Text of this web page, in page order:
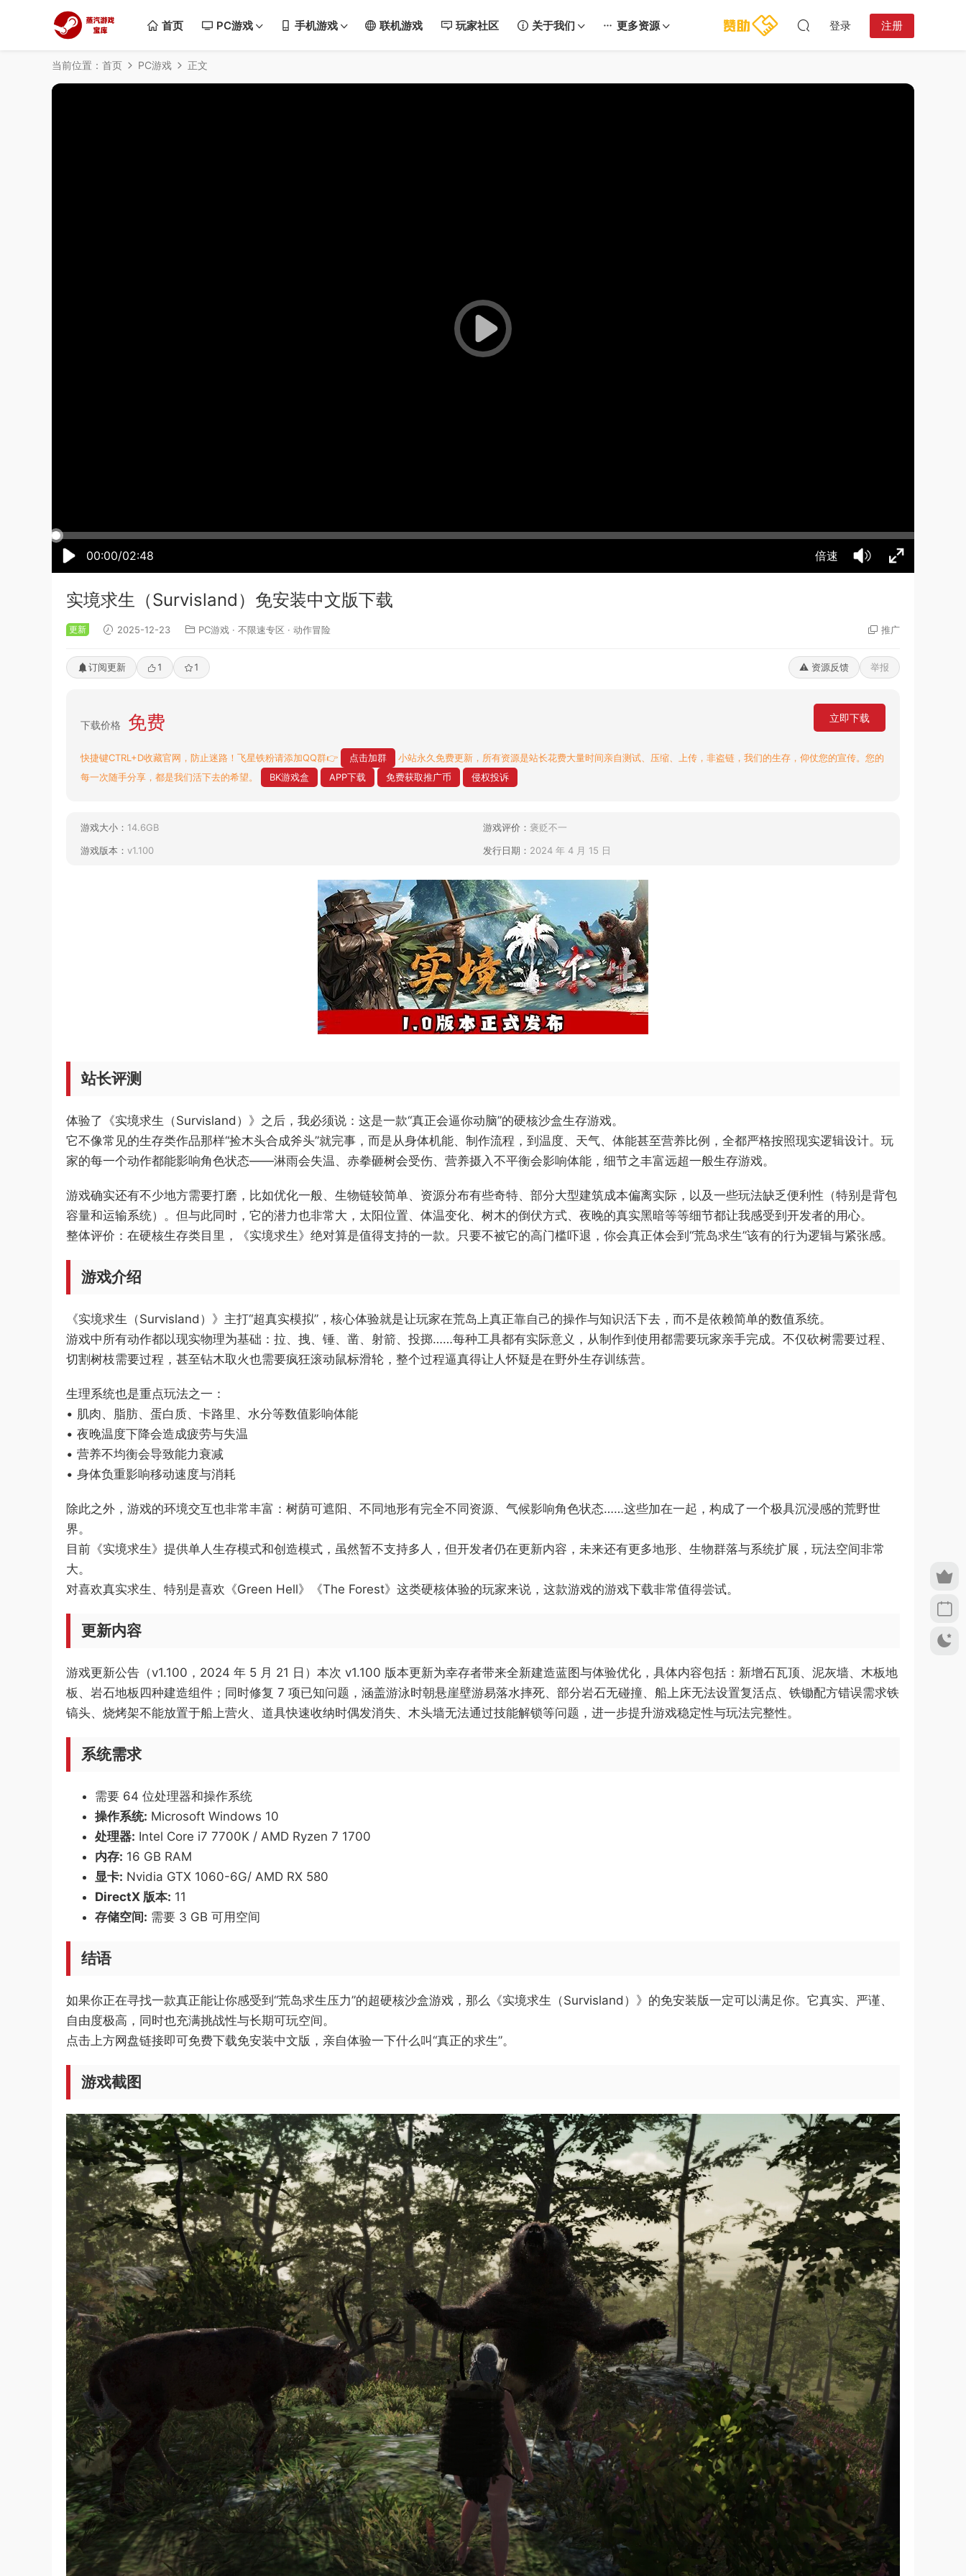
首页 PC游戏 手机游戏 联机游戏 玩家社区 关于我们 更多资源 登录 注册
当前位置： 首页 PC游戏 正文
00:00/02:48 倍速
50% 75% 100%
实境求生（Survisland）免安装中文版下载
更新 2025-12-23 PC游戏 · 不限速专区 · 动作冒险 推广
订阅更新 1 1 ⚠️ 资源反馈 举报
下载价格 免费 立即下载
快捷键CTRL+D收藏官网，防止迷路！飞星铁粉请添加QQ群👉 点击加群
小站永久免费更新，所有资源是站长花费大量时间亲自测试、压缩、上传，非盗链，我们的生存，仰仗您的宣传。您的
每一次随手分享，都是我们活下去的希望。
BK游戏盒 APP下载 免费获取推广币 侵权投诉
游戏大小： 14.6GB 游戏评价： 褒贬不一
游戏版本： v1.100 发行日期： 2024 年 4 月 15 日
站长评测
体验了《实境求生（Survisland）》之后，我必须说：这是一款“真正会逼你动脑”的硬核沙盒生存游戏。
它不像常见的生存类作品那样“捡木头合成斧头”就完事，而是从身体机能、制作流程，到温度、天气、体能甚至营养比例，全都严格按照现实逻辑设计。玩
家的每一个动作都能影响角色状态——淋雨会失温、赤拳砸树会受伤、营养摄入不平衡会影响体能，细节之丰富远超一般生存游戏。
游戏确实还有不少地方需要打磨，比如优化一般、生物链较简单、资源分布有些奇特、部分大型建筑成本偏离实际，以及一些玩法缺乏便利性（特别是背包
容量和运输系统）。但与此同时，它的潜力也非常大，太阳位置、体温变化、树木的倒伏方式、夜晚的真实黑暗等等细节都让我感受到开发者的用心。
整体评价：在硬核生存类目里，《实境求生》绝对算是值得支持的一款。只要不被它的高门槛吓退，你会真正体会到“荒岛求生”该有的行为逻辑与紧张感。
游戏介绍
《实境求生（Survisland）》主打“超真实模拟”，核心体验就是让玩家在荒岛上真正靠自己的操作与知识活下去，而不是依赖简单的数值系统。
游戏中所有动作都以现实物理为基础：拉、拽、锤、凿、射箭、投掷……每种工具都有实际意义，从制作到使用都需要玩家亲手完成。不仅砍树需要过程、
切割树枝需要过程，甚至钻木取火也需要疯狂滚动鼠标滑轮，整个过程逼真得让人怀疑是在野外生存训练营。
生理系统也是重点玩法之一：
• 肌肉、脂肪、蛋白质、卡路里、水分等数值影响体能
• 夜晚温度下降会造成疲劳与失温
• 营养不均衡会导致能力衰减
• 身体负重影响移动速度与消耗
除此之外，游戏的环境交互也非常丰富：树荫可遮阳、不同地形有完全不同资源、气候影响角色状态……这些加在一起，构成了一个极具沉浸感的荒野世
界。
目前《实境求生》提供单人生存模式和创造模式，虽然暂不支持多人，但开发者仍在更新内容，未来还有更多地形、生物群落与系统扩展，玩法空间非常
大。
对喜欢真实求生、特别是喜欢《Green Hell》《The Forest》这类硬核体验的玩家来说，这款游戏的游戏下载非常值得尝试。
更新内容
游戏更新公告（v1.100，2024 年 5 月 21 日）本次 v1.100 版本更新为幸存者带来全新建造蓝图与体验优化，具体内容包括：新增石瓦顶、泥灰墙、木板地
板、岩石地板四种建造组件；同时修复 7 项已知问题，涵盖游泳时朝悬崖壁游易落水摔死、部分岩石无碰撞、船上床无法设置复活点、铁锄配方错误需求铁
镐头、烧烤架不能放置于船上营火、道具快速收纳时偶发消失、木头墙无法通过技能解锁等问题，进一步提升游戏稳定性与玩法完整性。
系统需求
需要 64 位处理器和操作系统
操作系统: Microsoft Windows 10
处理器: Intel Core i7 7700K / AMD Ryzen 7 1700
内存: 16 GB RAM
显卡: Nvidia GTX 1060-6G/ AMD RX 580
DirectX 版本: 11
存储空间: 需要 3 GB 可用空间
结语
如果你正在寻找一款真正能让你感受到“荒岛求生压力”的超硬核沙盒游戏，那么《实境求生（Survisland）》的免安装版一定可以满足你。它真实、严谨、
自由度极高，同时也充满挑战性与长期可玩空间。
点击上方网盘链接即可免费下载免安装中文版，亲自体验一下什么叫“真正的求生”。
游戏截图